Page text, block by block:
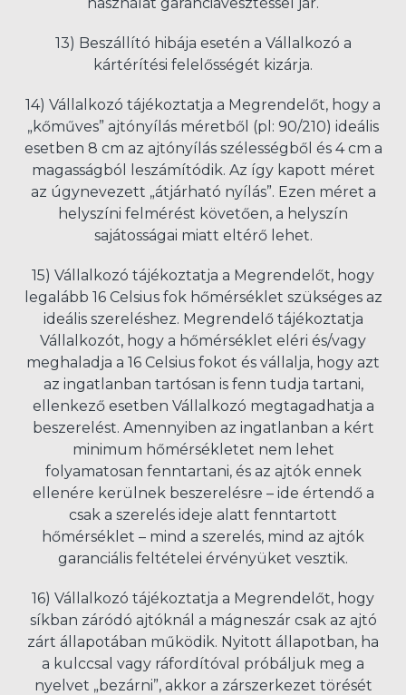
13) Beszállító hibája esetén a Vállalkozó a
kártérítési felelősségét kizárja.
14) Vállalkozó tájékoztatja a Megrendelőt, hogy a
„kőműves” ajtónyílás méretből (pl: 90/210) ideális
esetben 8 cm az ajtónyílás szélességből és 4 cm a
magasságból leszámítódik. Az így kapott méret
az úgynevezett „átjárható nyílás”. Ezen méret a
helyszíni felmérést követően, a helyszín
sajátosságai miatt eltérő lehet.
15) Vállalkozó tájékoztatja a Megrendelőt, hogy
legalább 16 Celsius fok hőmérséklet szükséges az
ideális szereléshez. Megrendelő tájékoztatja
Vállalkozót, hogy a hőmérséklet eléri és/vagy
meghaladja a 16 Celsius fokot és vállalja, hogy azt
az ingatlanban tartósan is fenn tudja tartani,
ellenkező esetben Vállalkozó megtagadhatja a
beszerelést. Amennyiben az ingatlanban a kért
minimum hőmérsékletet nem lehet
folyamatosan fenntartani, és az ajtók ennek
ellenére kerülnek beszerelésre – ide értendő a
csak a szerelés ideje alatt fenntartott
hőmérséklet – mind a szerelés, mind az ajtók
garanciális feltételei érvényüket vesztik.
16) Vállalkozó tájékoztatja a Megrendelőt, hogy
síkban záródó ajtóknál a mágneszár csak az ajtó
zárt állapotában működik. Nyitott állapotban, ha
a kulccsal vagy ráfordítóval próbáljuk meg a
nyelvet „bezárni”, akkor a zárszerkezet törését